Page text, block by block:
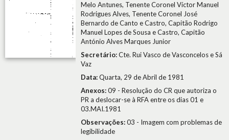
Melo Antunes, Tenente Coronel Víctor Manuel
Rodrigues Alves, Tenente Coronel José
Bernardo de Canto e Castro, Capitão Rodrigo
Manuel Lopes de Sousa e Castro, Capitão
António Alves Marques Junior
Secretário:Cte. Rui Vasco de Vasconcelos e Sá
Vaz
Data:Quarta, 29 de Abril de 1981
Anexos:09 - Resolução do CR que autoriza o
PR a deslocar-se à RFA entre os dias 01 e
03.MAI.1981
Observações:03 - Imagem com problemas de
legibilidade